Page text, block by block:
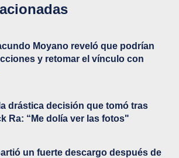
Moyano reveló que podrían
y retomar el vínculo con
drástica decisión que tomó tras
Ra: “Me dolía ver las fotos"
un fuerte descargo después de